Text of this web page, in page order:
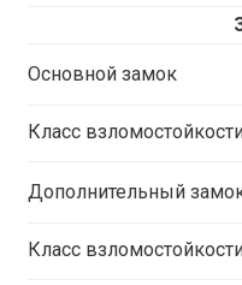
Основной замок
Класс
Дополнительный
Класс